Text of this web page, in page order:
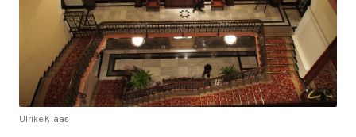
Ulrike Klaas